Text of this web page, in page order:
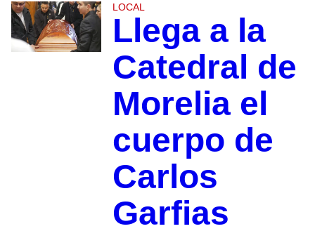
LOCAL
Llega a la
Catedral de
Morelia el
cuerpo de
Carlos
Garfias